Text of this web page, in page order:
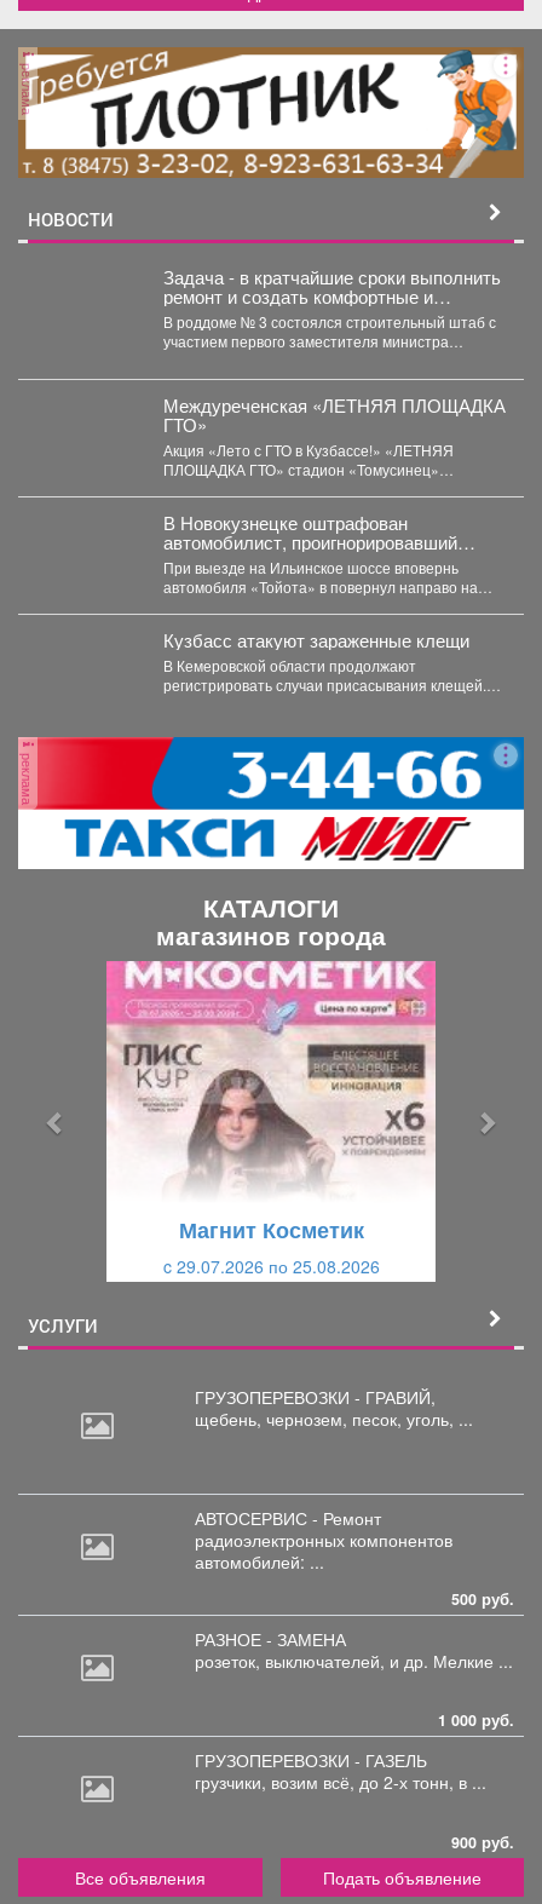
реклама
НОВОСТИ
Задача - в кратчайшие сроки выполнить
ремонт и создать комфортные и
безопасные условия для будущих мам
и новорождённых.
В роддоме № 3 состоялся строительный штаб с
участием первого заместителя министра
Междуреченская «ЛЕТНЯЯ ПЛОЩАДКА
ГТО»
Акция «Лето с ГТО в Кузбассе!» «ЛЕТНЯЯ
ПЛОЩАДКА ГТО» стадион «Томусинец»
В Новокузнецке оштрафован
автомобилист, проигнорировавший
запрещающий сигнал светофора
При выезде на Ильинское шоссе вповернь
автомобиля «Тойота» в повернул направо на
Кузбасс атакуют зараженные клещи
В Кемеровской области продолжают
регистрировать случаи присасывания клещей.
реклама
КАТАЛОГИ
магазинов города
Магнит Косметик
c 29.07.2026 по 25.08.2026
УСЛУГИ
ГРУЗОПЕРЕВОЗКИ - ГРАВИЙ,
щебень, чернозем, песок, уголь, ...
АВТОСЕРВИС - Ремонт
радиоэлектронных компонентов
автомобилей: ...
500 руб.
РАЗНОЕ - ЗАМЕНА
розеток, выключателей, и др. Мелкие ...
1 000 руб.
ГРУЗОПЕРЕВОЗКИ - ГАЗЕЛЬ
грузчики, возим всё, до 2-х тонн, в ...
900 руб.
Все объявления Подать объявление